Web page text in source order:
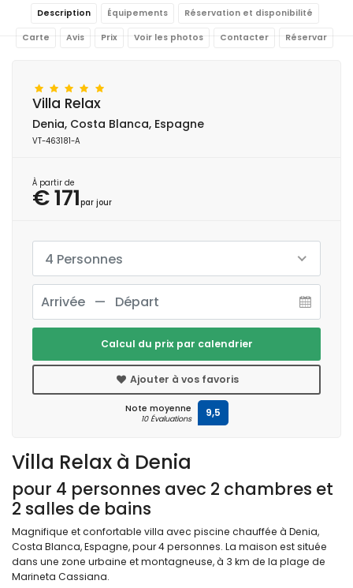
Description Équipements Réservation et disponibilité
Carte Avis Prix Voir les photos Contacter Réservar
Villa Relax à Denia
pour 4 personnes avec 2 chambres et
2 salles de bains
Magnifique et confortable villa avec piscine chauffée à Denia,
Costa Blanca, Espagne, pour 4 personnes. La maison est située
dans une zone urbaine et montagneuse, à 3 km de la plage de
Marineta Cassiana.
Villa Relax
Denia, Costa Blanca, Espagne
VT-463181-A
À partir de
€ 171par jour
4 Personnes
Calcul du prix par calendrier
Ajouter à vos favoris
Note moyenne
10 Évaluations 9,5